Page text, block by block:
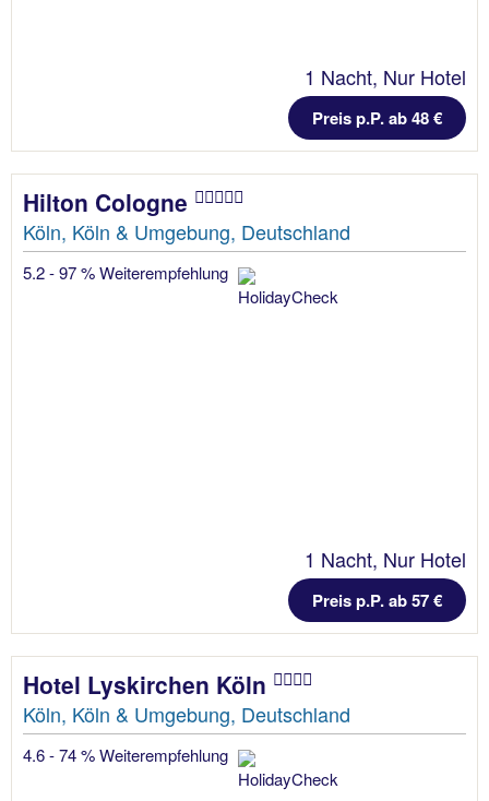
1 Nacht, Nur Hotel
Preis p.P. ab 48 €
Hilton Cologne
Köln, Köln & Umgebung, Deutschland
5.2 - 97 % Weiterempfehlung
1 Nacht, Nur Hotel
Preis p.P. ab 57 €
Hotel Lyskirchen Köln
Köln, Köln & Umgebung, Deutschland
4.6 - 74 % Weiterempfehlung